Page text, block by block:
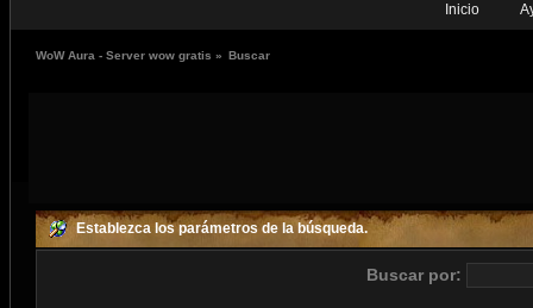
Inicio
WoW Aura - Server wow gratis » Buscar
Establezca los parámetros de la búsqueda.
Buscar por: